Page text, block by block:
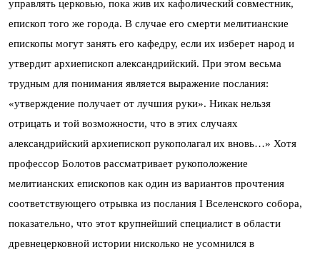
управлять церковью, пока жив их кафолический совместник,
епископ того же города. В случае его смерти мелитианские
епископы могут занять его кафедру, если их изберет народ и
утвердит архиепископ александрийский. При этом весьма
трудным для понимания является выражение послания:
«утверждение получает от лучшия руки». Никак нельзя
отрицать и той возможности, что в этих случаях
александрийский архиепископ рукополагал их вновь…» Хотя
профессор Болотов рассматривает рукоположение
мелитианских епископов как один из вариантов прочтения
соответствующего отрывка из послания I Вселенского собора,
показательно, что этот крупнейший специалист в области
древнецерковной истории нисколько не усомнился в